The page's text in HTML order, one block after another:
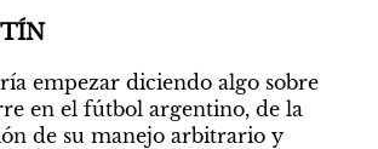
empezar diciendo algo sobre
en el fútbol argentino, de la
de su manejo arbitrario y